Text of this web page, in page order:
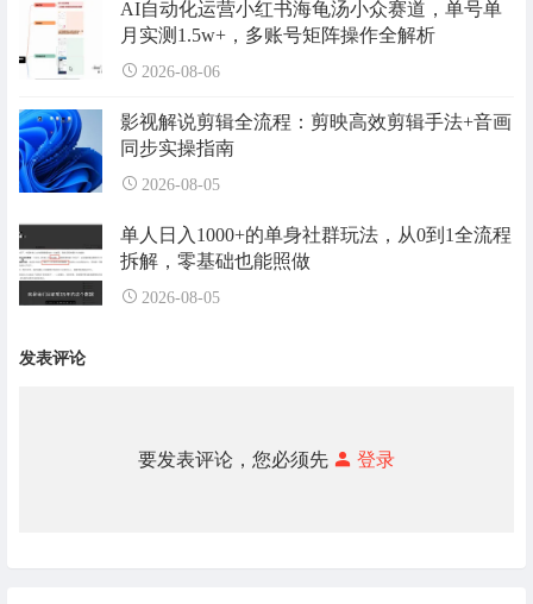
AI自动化运营小红书海龟汤小众赛道，单号单
月实测1.5w+，多账号矩阵操作全解析
2026-08-06
影视解说剪辑全流程：剪映高效剪辑手法+音画
同步实操指南
2026-08-05
单人日入1000+的单身社群玩法，从0到1全流程
拆解，零基础也能照做
2026-08-05
发表评论
要发表评论，您必须先 登录